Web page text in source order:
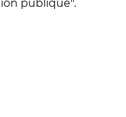
publique".